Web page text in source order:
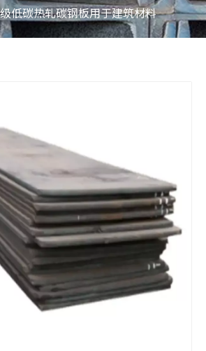
低碳热轧碳钢板用于建筑材料